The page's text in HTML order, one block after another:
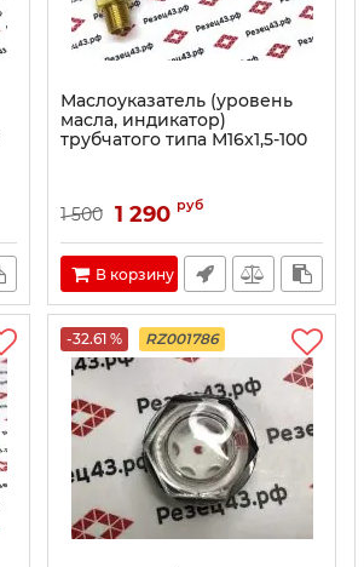
Маслоуказатель (уровень
масла, индикатор)
трубчатого типа М16х1,5-100
1 500 1 290 руб
В корзину
-32.61 % RZ001786